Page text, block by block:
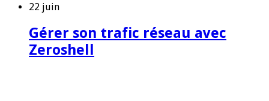
22 juin
Gérer son trafic réseau avec
Zeroshell